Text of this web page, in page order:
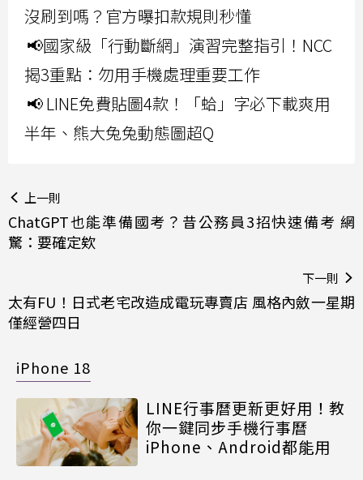
沒刷到嗎？官方曝扣款規則秒懂
📢國家級「行動斷網」演習完整指引！NCC
揭3重點：勿用手機處理重要工作
📢 LINE免費貼圖4款！「蛤」字必下載爽用
半年、熊大兔兔動態圖超Q
上一則
ChatGPT也能準備國考？昔公務員3招快速備考 網
驚：要確定欸
下一則
太有FU！日式老宅改造成電玩專賣店 風格內斂一星期
僅經營四日
iPhone 18
LINE行事曆更新更好用！教
你一鍵同步手機行事曆
iPhone、Android都能用